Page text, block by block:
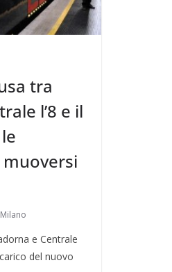
tra
l’8 e il
e Centrale
del nuovo